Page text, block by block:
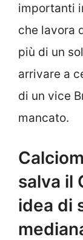
importanti
che lavora
più di un
arrivare a
di un vice
mancato.
salva il
idea di